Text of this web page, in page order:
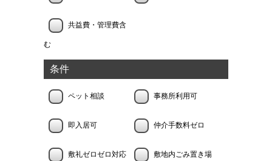
共益費・管理費含
む
条件
ペット相談 事務所利用可
即入居可 仲介手数料ゼロ
敷礼ゼロゼロ対応 敷地内ごみ置き場